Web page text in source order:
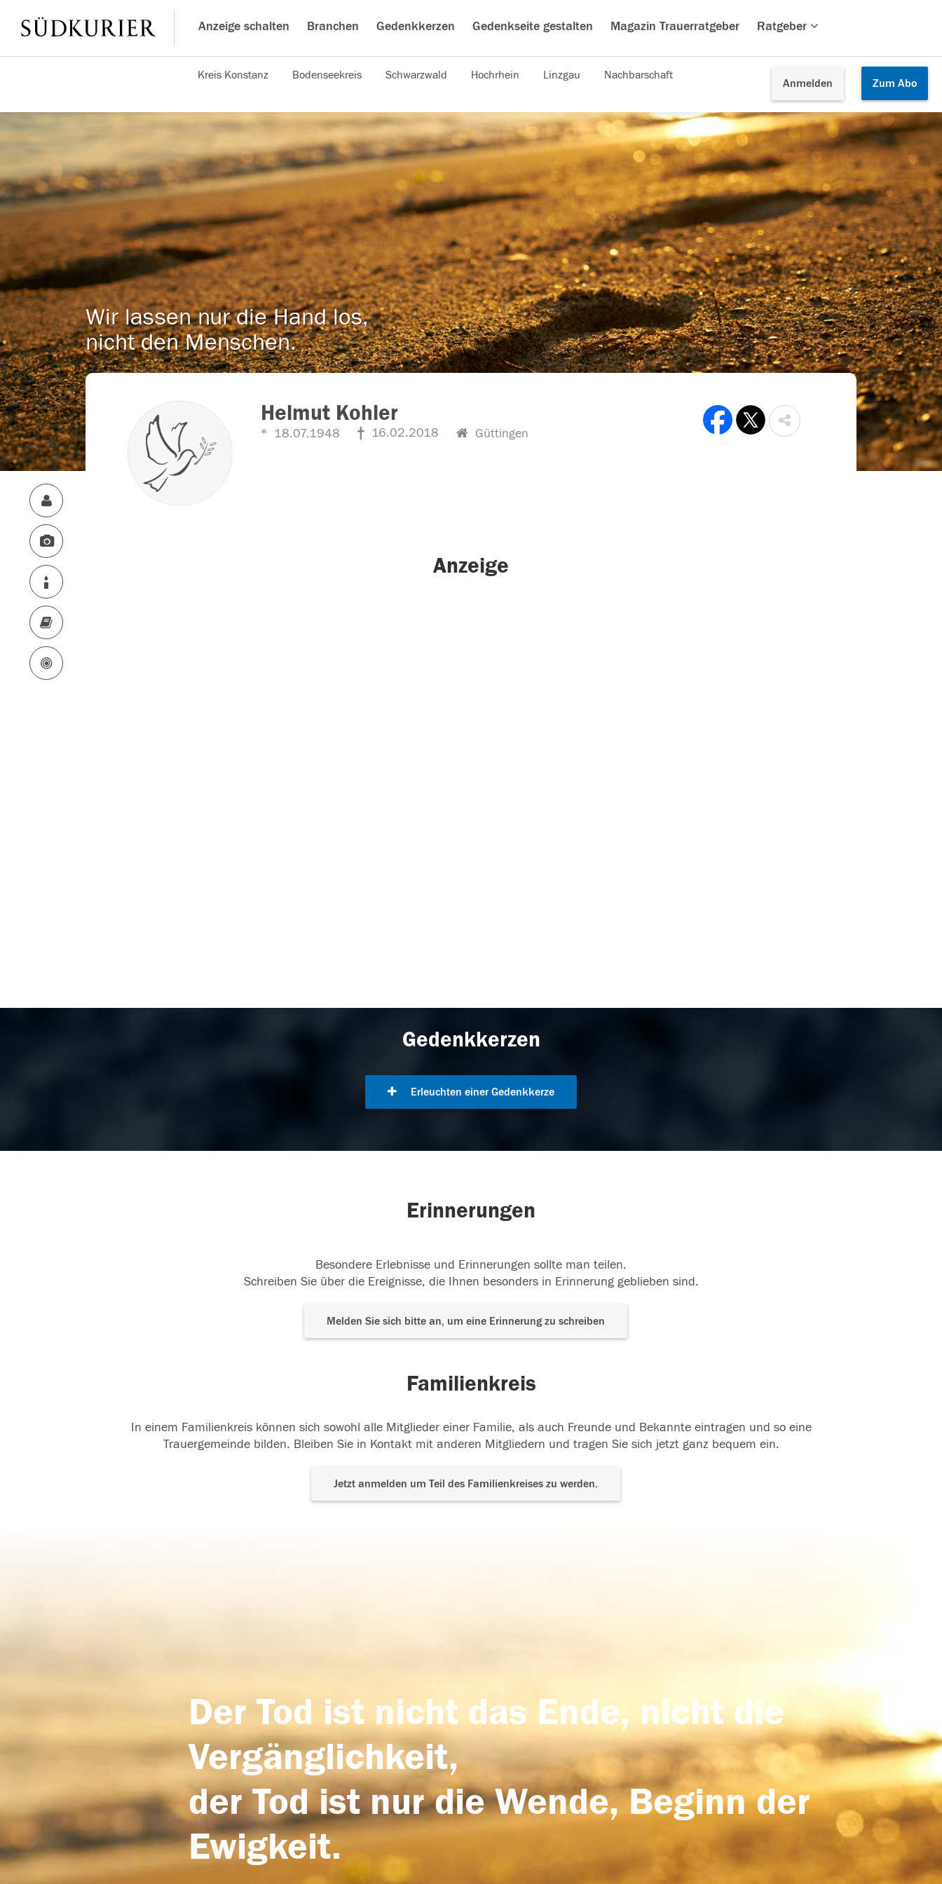
Anzeige schalten Branchen Gedenkkerzen Gedenkseite gestalten Magazin Trauerratgeber Ratgeber
Anmelden Zum Abo
Kreis Konstanz Bodenseekreis Schwarzwald Hochrhein Linzgau Nachbarschaft
Wir lassen nur die Hand los,
nicht den Menschen.
Helmut Kohler
18.07.1948 16.02.2018 Güttingen
Anzeige
Gedenkkerzen
Erleuchten einer Gedenkkerze
Erinnerungen
Besondere Erlebnisse und Erinnerungen sollte man teilen.
Schreiben Sie über die Ereignisse, die Ihnen besonders in Erinnerung geblieben sind.
Melden Sie sich bitte an, um eine Erinnerung zu schreiben
Familienkreis
In einem Familienkreis können sich sowohl alle Mitglieder einer Familie, als auch Freunde und Bekannte eintragen und so eine
Trauergemeinde bilden. Bleiben Sie in Kontakt mit anderen Mitgliedern und tragen Sie sich jetzt ganz bequem ein.
Jetzt anmelden um Teil des Familienkreises zu werden.
Der Tod ist nicht das Ende, nicht die
Vergänglichkeit,
der Tod ist nur die Wende, Beginn der
Ewigkeit.